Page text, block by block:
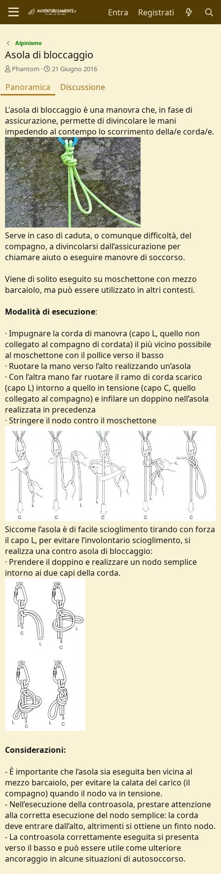
Entra Registrati
Alpinismo
Asola di bloccaggio
A
t
o
e
Phantom
C
a
i
o
n
d
a
t
e
21 Giugno 2016
Panoramica Discussione
L'asola di bloccaggio è una manovra che, in fase di
assicurazione, permette di divincolare le mani
impedendo al contempo lo scorrimento della/e corda/e.
Serve in caso di caduta, o comunque difficoltà, del
compagno, a divincolarsi dall’assicurazione per
chiamare aiuto o eseguire manovre di soccorso.
Viene di solito eseguito su moschettone con mezzo
barcaiolo, ma può essere utilizzato in altri contesti.
Modalità di esecuzione:
· Impugnare la corda di manovra (capo L, quello non
collegato al compagno di cordata) il più vicino possibile
al moschettone con il pollice verso il basso
· Ruotare la mano verso l’alto realizzando un’asola
· Con l’altra mano far ruotare il ramo di corda scarico
(capo L) intorno a quello in tensione (capo C, quello
collegato al compagno) e infilare un doppino nell’asola
realizzata in precedenza
· Stringere il nodo contro il moschettone
Siccome l’asola è di facile scioglimento tirando con forza
il capo L, per evitare l’involontario scioglimento, si
realizza una contro asola di bloccaggio:
· Prendere il doppino e realizzare un nodo semplice
intorno ai due capi della corda.
Considerazioni:
- È importante che l’asola sia eseguita ben vicina al
mezzo barcaiolo, per evitare la calata del carico (il
compagno) quando il nodo va in tensione.
- Nell’esecuzione della controasola, prestare attenzione
alla corretta esecuzione del nodo semplice: la corda
deve entrare dall’alto, altrimenti si ottiene un finto nodo.
- La controasola correttamente eseguita si presenta
verso il basso e può essere utile come ulteriore
ancoraggio in alcune situazioni di autosoccorso.